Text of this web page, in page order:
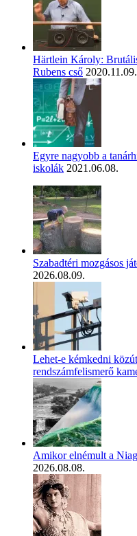
Härtlein Károly:
Rubens cső 2020.11.09.
Egyre nagyobb a
iskolák 2021.06.08.
Szabadtéri mozgásos
2026.08.09.
Lehet-e kémkedni
rendszámfelismerő
Amikor elnémult a
2026.08.08.